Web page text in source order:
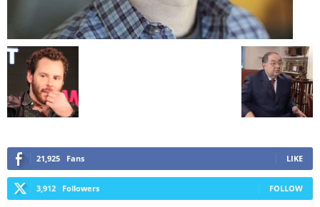
21,925 Fans LIKE
3,912 Followers FOLLOW